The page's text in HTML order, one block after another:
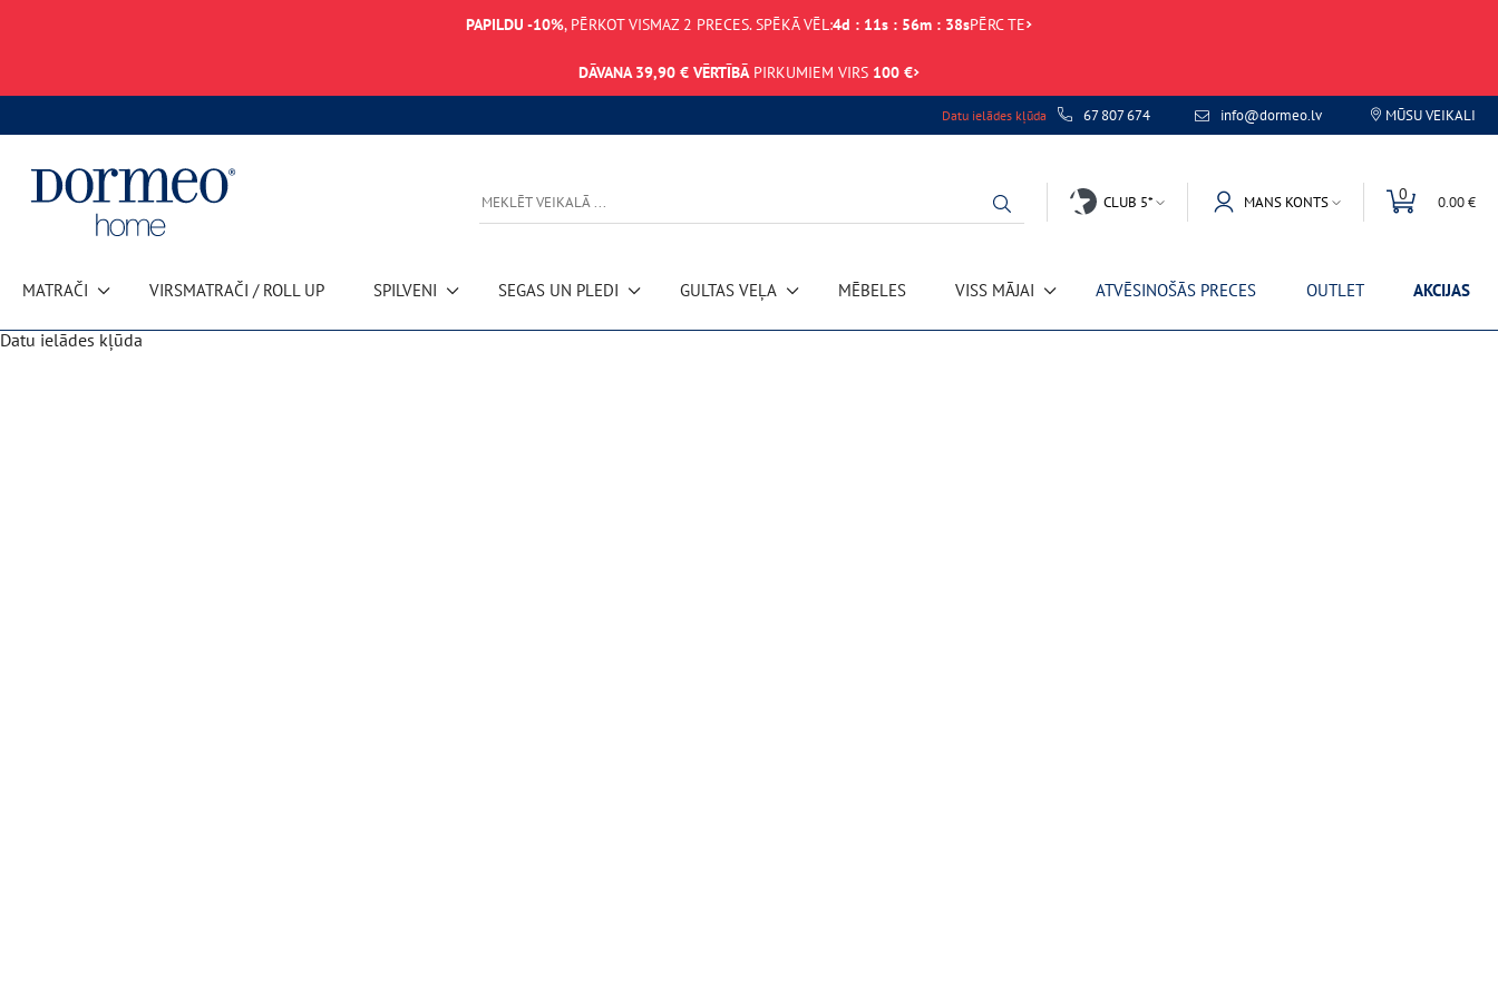
PAPILDU -10%, PĒRKOT VISMAZ 2 PRECES. SPĒKĀ VĒL:4d : 11s : 56m : 38sPĒRC TE
DĀVANA 39,90 € VĒRTĪBĀ PIRKUMIEM VIRS 100 €
Datu ielādes kļūda 67 807 674 info@dormeo.lv MŪSU VEIKALI
CLUB 5* MANS KONTS 0 0.00 €
MATRAČI VIRSMATRAČI / ROLL UP SPILVENI SEGAS UN PLEDI GULTAS VEĻA MĒBELES VISS MĀJAI ATVĒSINOŠĀS PRECES OUTLET AKCIJAS
Datu ielādes kļūda